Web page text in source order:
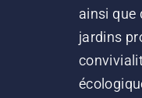
ainsi que
jardins